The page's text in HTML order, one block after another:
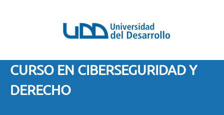
CURSO EN CIBERSEGURIDAD Y
DERECHO